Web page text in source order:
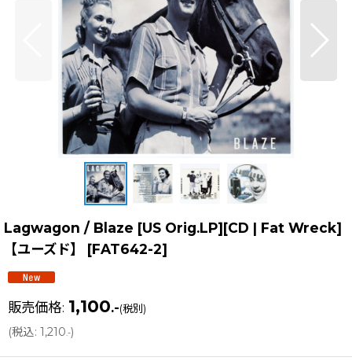
Lagwagon / Blaze [US Orig.LP][CD | Fat Wreck]
【ユーズド】
[FAT642-2]
販売価格: 1,100.-(税別)
(税込: 1,210.-)